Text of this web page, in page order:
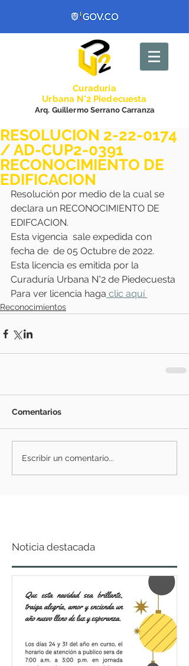
Curaduría
Urbana N°2 Piedecuesta
Arq. Guillermo Serrano Carranza
RESOLUCION 2-22-0174
/ AD-CUP2-0391
RECONOCIMIENTO DE
EDIFICACION
Resolución por medio de la cual se
declara un RECONOCIMIENTO DE
EDIFCACION.
Esta vigencia  sale expedida con
fecha de  de 05 Octubre de 2022.
Esta licencia es emitida por la
Curaduría Urbana N°2 de Piedecuesta
Para ver licencia haga clic aquí
Reconocimientos
Comentarios
Escribir un comentario...
Noticia destacada